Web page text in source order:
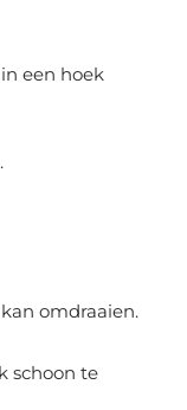
een hoek
omdraaien.
schoon te